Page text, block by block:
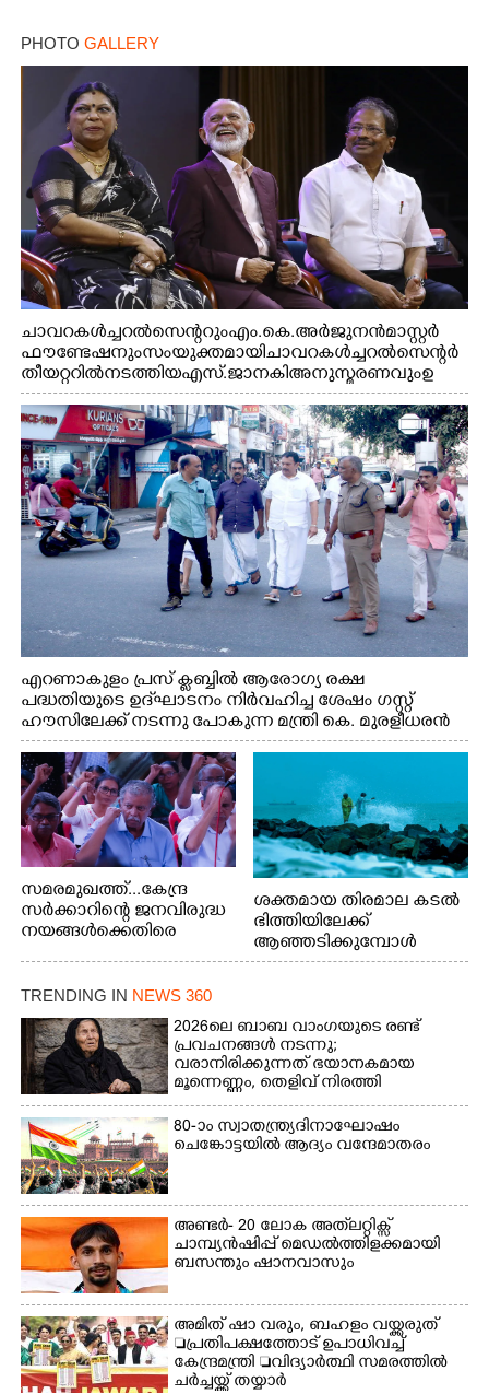
PHOTO GALLERY
ചാവറ കൾച്ചറൽ സെന്ററും എം.കെ. അർജുനൻ മാസ്റ്റർ
ഫൗണ്ടേഷനും സംയുക്തമായി ചാവറ കൾച്ചറൽ സെന്റർ
തീയറ്ററിൽ നടത്തിയ എസ്. ജാനകി അനുസ്മരണവും ഉ
ദ്ഘാടനം ചെയ്യാനെത്തിയ സംഗീത സംവിധായകൻ ജെറി
അമൽദേവ്, ഗായിക ജെൻസി, എം.കെ. അർജുനൻ
ഫൗണ്ടേഷൻ ചെയർമാൻ ഡോ. രാധാകൃഷ്ണൻ എന്നിവർ
എറണാകുളം പ്രസ് ക്ലബ്ബിൽ ആരോഗ്യ രക്ഷ
പദ്ധതിയുടെ ഉദ്‌ഘാടനം നിർവഹിച്ച ശേഷം ഗസ്റ്റ്
ഹൗസിലേക്ക് നടന്നു പോകുന്ന മന്ത്രി കെ. മുരളീധരൻ
സമരമുഖത്ത്...കേന്ദ്ര
സർക്കാറിന്റെ ജനവിരുദ്ധ
നയങ്ങൾക്കെതിരെ
ഓഫീസിനു മുന്നിൽ
കർഷക തൊഴിലാളി
സംയുക്ത സമര സമിതി
സംഘടിപ്പിച്ച ജയിൽ
നിറയ്ക്കൽ സമരത്തിൽ
പങ്കെടുത്തുകൊണ്ട്
മുദ്രാവാക്യം വിളിക്കുന്ന
മുൻ മന്ത്രി എസ്. ശർമ്മ
ശക്തമായ തിരമാല കടൽ
ഭിത്തിയിലേക്ക്
ആഞ്ഞടിക്കുമ്പോൾ
അപകടകരമായ രീതിയിൽ
ബീച്ചിൽ നിന്നുള്ള കാഴ്ച്ച
TRENDING IN NEWS 360
2026ലെ ബാബ വാംഗയുടെ രണ്ട്
പ്രവചനങ്ങൾ നടന്നു;
വരാനിരിക്കുന്നത് ഭയാനകമായ
മൂന്നെണ്ണം, തെളിവ് നിരത്തി
അനുയായികൾ
80-ാം സ്വാതന്ത്ര്യദിനാഘോഷം
ചെങ്കോട്ടയിൽ ആദ്യം വന്ദേമാതരം
അണ്ടർ- 20 ലോക അത്‌ലറ്റിക്സ്
ചാമ്പ്യൻഷിപ്പ് മെഡൽത്തിളക്കമായി
ബസന്തും ഷാനവാസും
അമിത് ഷാ വരും, ബഹളം വയ്ക്കരുത്
പ്രതിപക്ഷത്തോട് ഉപാധിവച്ച്
കേന്ദ്രമന്ത്രി വിദ്യാർത്ഥി സമരത്തിൽ
ചർച്ചയ്ക്ക് തയ്യാർ